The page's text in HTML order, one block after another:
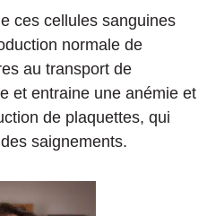
ces cellules sanguines
normale de
au transport de
et entraine une anémie et
de plaquettes, qui
saignements.